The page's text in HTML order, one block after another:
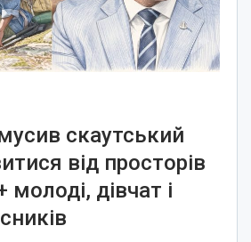
скаутський
від просторів
дівчат і